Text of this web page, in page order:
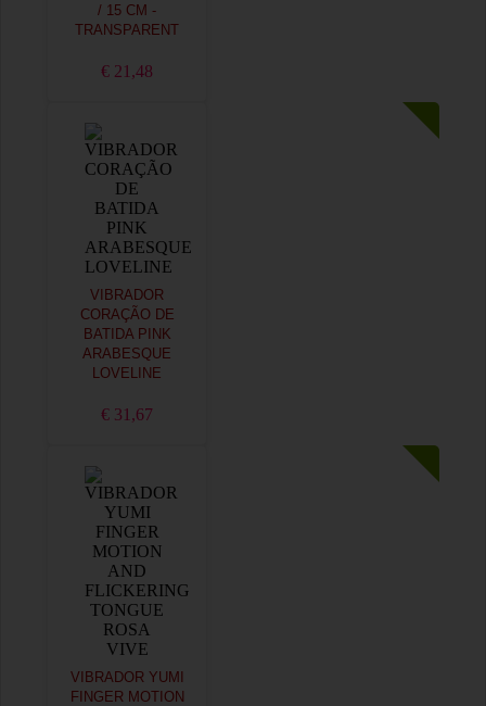
/ 15 CM -
TRANSPARENT
€ 21,48
VIBRADOR
CORAÇÃO DE
BATIDA PINK
ARABESQUE
LOVELINE
€ 31,67
VIBRADOR YUMI
FINGER MOTION